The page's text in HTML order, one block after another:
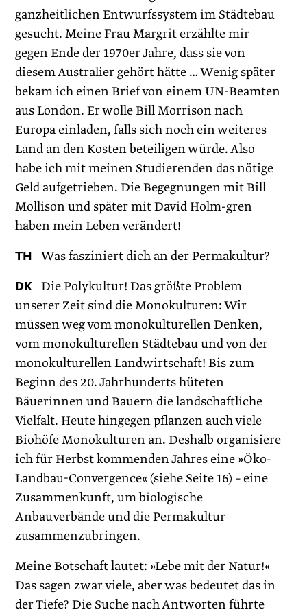
ganzheitlichen Entwurfssystem im Städtebau
gesucht. Meine Frau Margrit erzählte mir
gegen Ende der 1970er Jahre, dass sie von
diesem Australier gehört hätte … Wenig später
bekam ich einen Brief von einem UN-Beamten
aus London. Er wolle Bill Morrison nach
Europa einladen, falls sich noch ein weiteres
Land an den Kosten beteiligen würde. Also
habe ich mit meinen Studierenden das nötige
Geld aufgetrieben. Die Begegnungen mit Bill
Mollison und später mit David Holm-gren
haben mein Leben verändert!
TH Was fasziniert dich an der Permakultur?
DK Die Polykultur! Das größte Problem
unserer Zeit sind die Monokulturen: Wir
müssen weg vom monokulturellen Denken,
vom monokulturellen Städtebau und von der
monokulturellen Landwirtschaft! Bis zum
Beginn des 20. Jahrhunderts hüteten
Bäuerinnen und Bauern die landschaftliche
Vielfalt. Heute hingegen pflanzen auch viele
Biohöfe Monokulturen an. Deshalb organisiere
ich für Herbst kommenden Jahres eine »Öko-
Landbau-Convergence« (siehe Seite 16) – eine
Zusammenkunft, um biologische
Anbauverbände und die Permakultur
zusammenzubringen.
Meine Botschaft lautet: »Lebe mit der Natur!«
Das sagen zwar viele, aber was bedeutet das in
der Tiefe? Die Suche nach Antworten führte